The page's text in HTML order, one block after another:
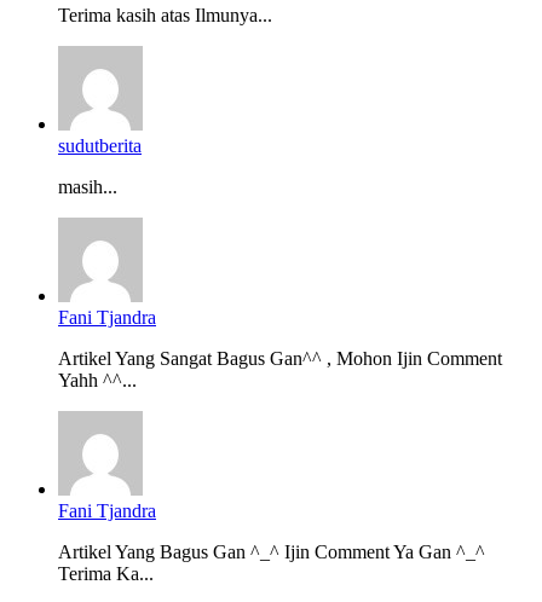
Terima kasih atas Ilmunya...
sudutberita
masih...
Fani Tjandra
Artikel Yang Sangat Bagus Gan^^ , Mohon Ijin Comment
Yahh ^^...
Fani Tjandra
Artikel Yang Bagus Gan ^_^ Ijin Comment Ya Gan ^_^
Terima Ka...